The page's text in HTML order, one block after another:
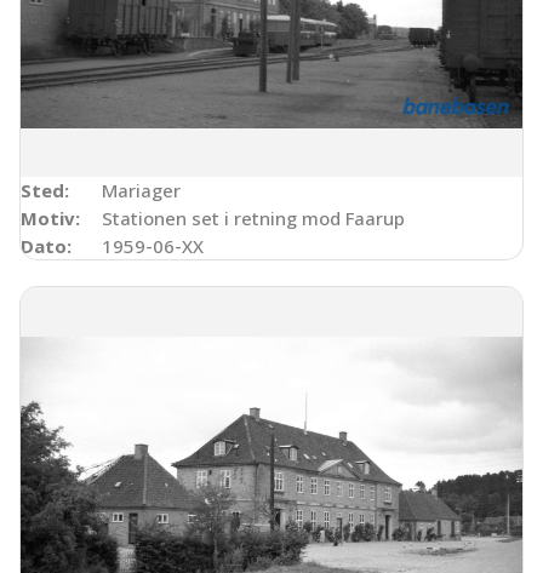
Sted:
Mariager
Motiv:
Stationen set i retning mod Faarup
Dato:
1959-06-XX